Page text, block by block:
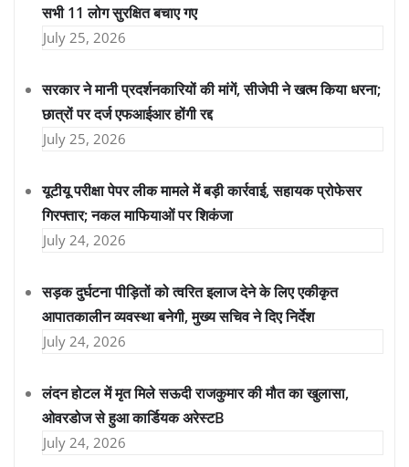
सभी 11 लोग सुरक्षित बचाए गए
July 25, 2026
सरकार ने मानी प्रदर्शनकारियों की मांगें, सीजेपी ने खत्म किया धरना;
छात्रों पर दर्ज एफआईआर होंगी रद्द
July 25, 2026
यूटीयू परीक्षा पेपर लीक मामले में बड़ी कार्रवाई, सहायक प्रोफेसर
गिरफ्तार; नकल माफियाओं पर शिकंजा
July 24, 2026
सड़क दुर्घटना पीड़ितों को त्वरित इलाज देने के लिए एकीकृत
आपातकालीन व्यवस्था बनेगी, मुख्य सचिव ने दिए निर्देश
July 24, 2026
लंदन होटल में मृत मिले सऊदी राजकुमार की मौत का खुलासा,
ओवरडोज से हुआ कार्डियक अरेस्टB
July 24, 2026